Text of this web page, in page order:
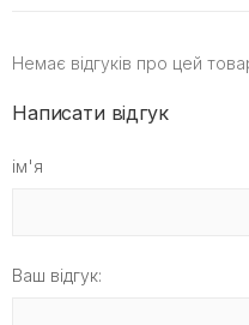
Немає відгуків про цей
Написати відгук
ім'я
Ваш відгук: